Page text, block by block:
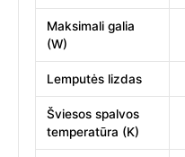
Maksimali galia
(W)
Lemputės lizdas
Šviesos spalvos
temperatūra (K)